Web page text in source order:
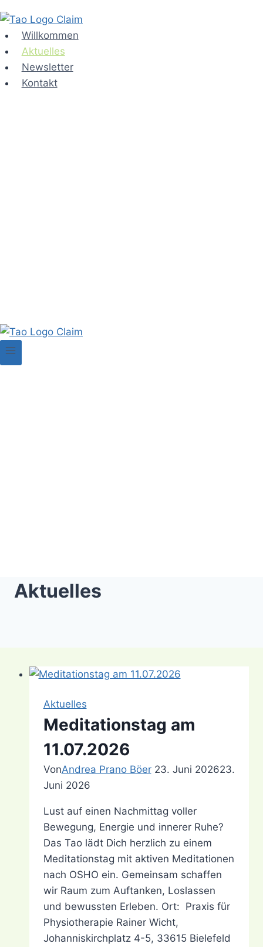
Inhalt
springenWillkommen
Aktuelles
Newsletter
Kontakt
Aktuelles
Aktuelles
Meditationstag am
11.07.2026
VonAndrea Prano Böer 23. Juni 202623.
Juni 2026
Lust auf einen Nachmittag voller
Bewegung, Energie und innerer Ruhe?
Das Tao lädt Dich herzlich zu einem
Meditationstag mit aktiven Meditationen
nach OSHO ein. Gemeinsam schaffen
wir Raum zum Auftanken, Loslassen
und bewussten Erleben. Ort: Praxis für
Physiotherapie Rainer Wicht,
Johanniskirchplatz 4-5, 33615 Bielefeld